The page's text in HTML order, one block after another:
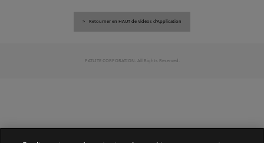
Retourner en HAUT de Vidéos d'Application
PATLITE CORPORATION. All Rights Reserved.